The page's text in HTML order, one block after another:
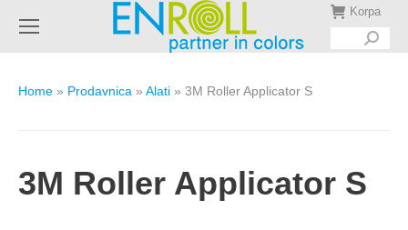
Korpa
Search:
Home » Prodavnica » Alati » 3M Roller Applicator S
3M Roller Applicator S